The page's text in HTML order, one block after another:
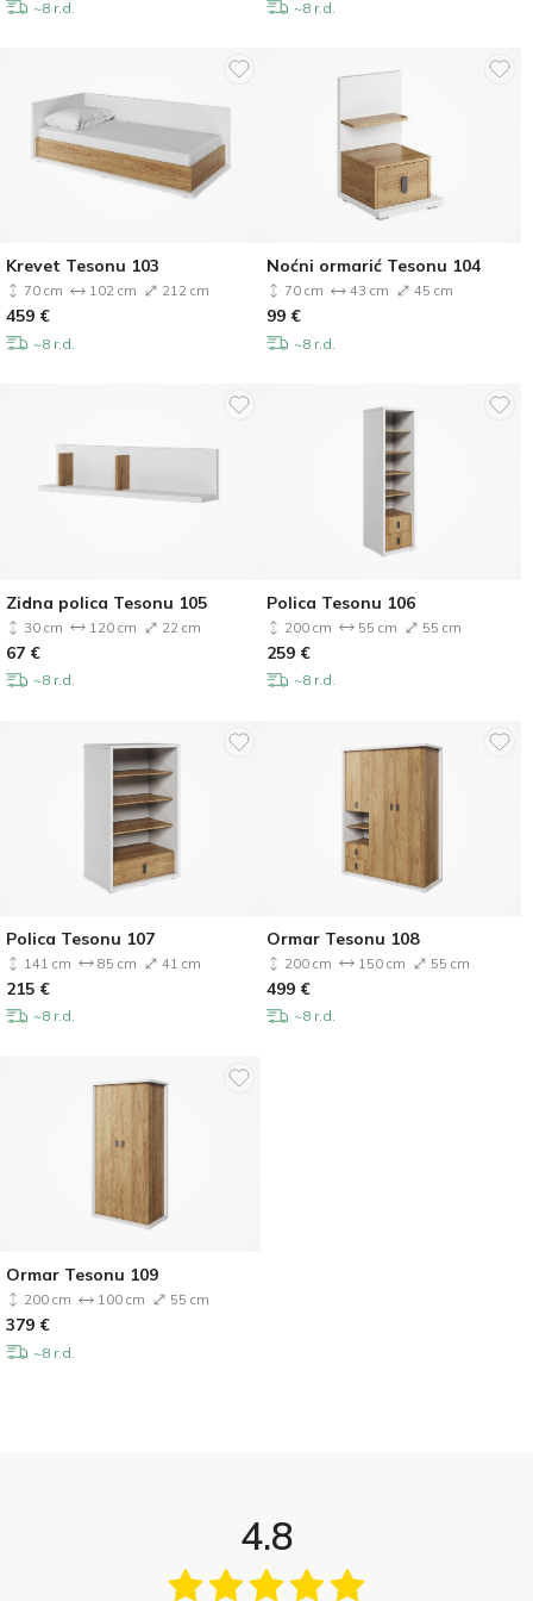
~8 r.d. ~8 r.d.
Krevet Tesonu 103
70 cm 102 cm 212 cm
459 €
~8 r.d.
Noćni ormarić Tesonu 104
70 cm 43 cm 45 cm
99 €
~8 r.d.
Zidna polica Tesonu 105
30 cm 120 cm 22 cm
67 €
~8 r.d.
Polica Tesonu 106
200 cm 55 cm 55 cm
259 €
~8 r.d.
Polica Tesonu 107
141 cm 85 cm 41 cm
215 €
~8 r.d.
Ormar Tesonu 108
200 cm 150 cm 55 cm
499 €
~8 r.d.
Ormar Tesonu 109
200 cm 100 cm 55 cm
379 €
~8 r.d.
4.8